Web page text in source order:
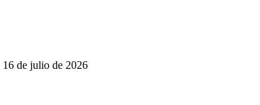
16 de julio de 2026